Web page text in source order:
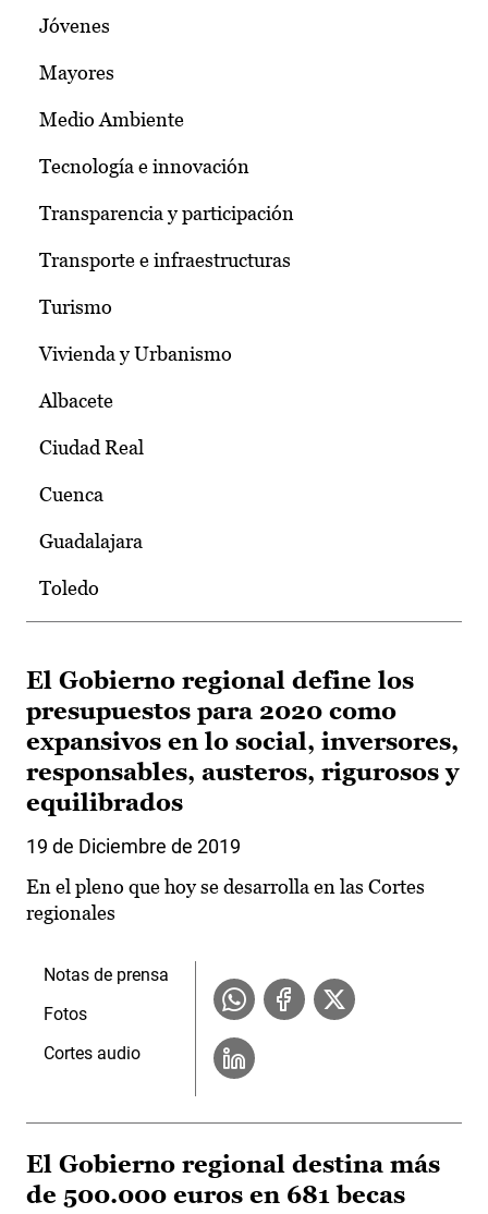
Jóvenes
Mayores
Medio Ambiente
Tecnología e innovación
Transparencia y participación
Transporte e infraestructuras
Turismo
Vivienda y Urbanismo
Albacete
Ciudad Real
Cuenca
Guadalajara
Toledo
El Gobierno regional define los
presupuestos para 2020 como
expansivos en lo social, inversores,
responsables, austeros, rigurosos y
equilibrados
19 de Diciembre de 2019
En el pleno que hoy se desarrolla en las Cortes
regionales
Notas de prensa
Fotos
Cortes audio
El Gobierno regional destina más
de 500.000 euros en 681 becas